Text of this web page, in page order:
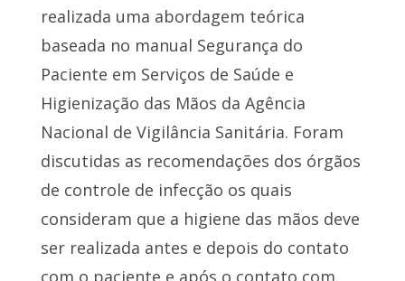
realizada uma abordagem teórica
baseada no manual Segurança do
Paciente em Serviços de Saúde e
Higienização das Mãos da Agência
Nacional de Vigilância Sanitária. Foram
discutidas as recomendações dos órgãos
de controle de infecção os quais
consideram que a higiene das mãos deve
ser realizada antes e depois do contato
com o paciente e após o contato com